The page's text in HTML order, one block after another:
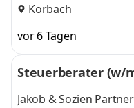
Korbach
vor 6 Tagen
Steuerberater (w/
Jakob & Sozien